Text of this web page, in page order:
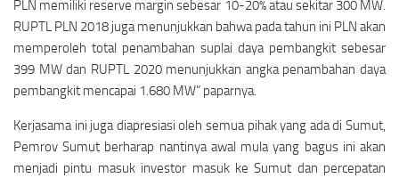
PLN memiliki reserve margin sebesar 10-20% atau sekitar 300 MW.
RUPTL PLN 2018 juga menunjukkan bahwa pada tahun ini PLN akan
memperoleh total penambahan suplai daya pembangkit sebesar
399 MW dan RUPTL 2020 menunjukkan angka penambahan daya
pembangkit mencapai 1.680 MW” paparnya.
Kerjasama ini juga diapresiasi oleh semua pihak yang ada di Sumut,
Pemrov Sumut berharap nantinya awal mula yang bagus ini akan
menjadi pintu masuk investor masuk ke Sumut dan percepatan